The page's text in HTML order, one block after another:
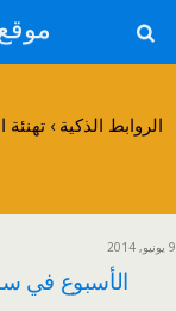
الروابط الذكية ›
9 يونيو, 2014
الأسبوع في ساعة 7